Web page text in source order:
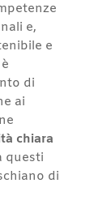
e,
e
di
ai
chiara
questi
di